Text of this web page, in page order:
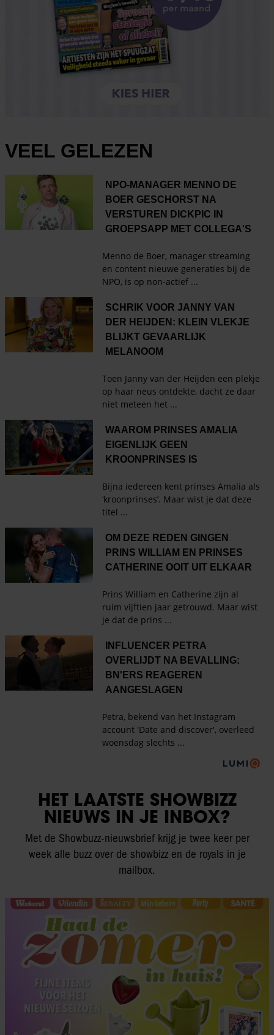
HET LAATSTE SHOWBIZZ
NIEUWS IN JE INBOX?
Met de Showbuzz-nieuwsbrief krijg je twee keer per
week alle buzz over de showbizz en de royals in je
mailbox.